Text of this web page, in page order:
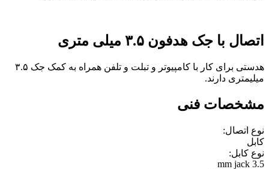
اتصال با جک هدفون ۳.۵ میلی متری
هدستی برای کار با کامپیوتر و تبلت و تلفن همراه به کمک جک ۳.۵
میلیمتری دارند.
مشخصات فنی
نوع اتصال:
کابل
نوع کابل:
3.5 mm jack